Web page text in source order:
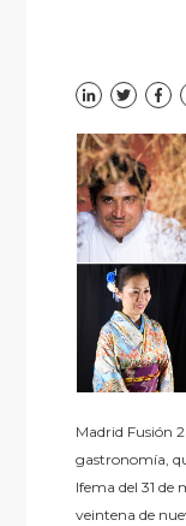
Madrid Fusión
gastronomía,
Ifema del 31 de
veintena de